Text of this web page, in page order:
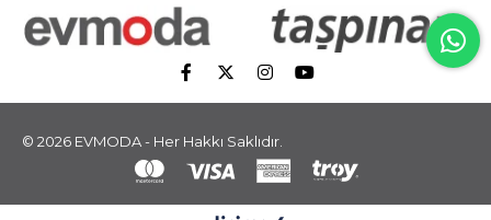
© 2026 EVMODA - Her Hakkı Saklıdır.